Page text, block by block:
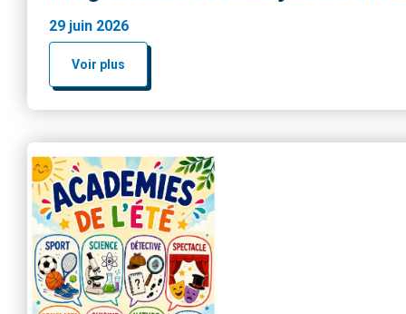
29 juin 2026
Voir plus